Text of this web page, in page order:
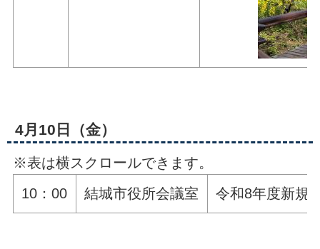
4月10日（金）
※表は横スクロールできます。
10：00
結城市役所会議室 令和8年度新規